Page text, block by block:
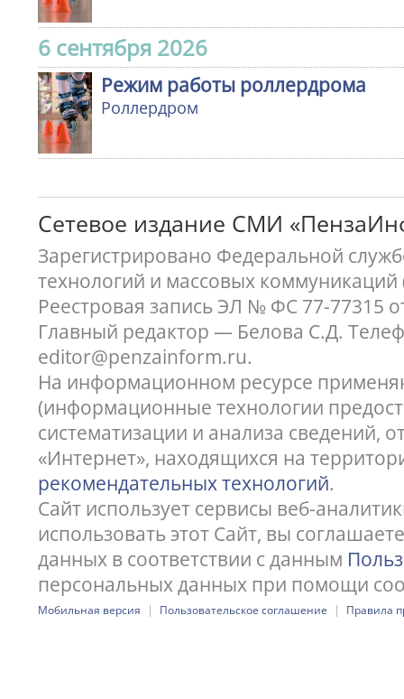
6 сентября 2026
Режим работы роллердрома
Роллердром
Сетевое издание СМИ
Зарегистрировано Федеральной
технологий и массовых коммуникаций
Реестровая запись ЭЛ № ФС 77-77315
Главный редактор — Белова С.Д.
editor@penzainform.ru.
На информационном ресурсе
(информационные технологии
систематизации и анализа сведений,
«Интернет», находящихся на
рекомендательных технологий.
Сайт использует сервисы веб-
использовать этот Сайт, вы
данных в соответствии с данным
персональных данных при помощи
Мобильная версия | Пользовательское соглашение | Правила